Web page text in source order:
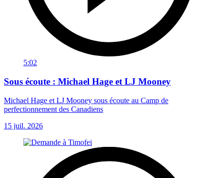
5:02
Sous écoute : Michael Hage et LJ Mooney
Michael Hage et LJ Mooney sous écoute au Camp de
perfectionnement des Canadiens
15 juil. 2026